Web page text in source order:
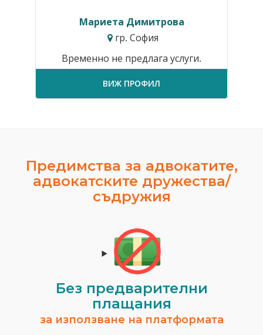
Мариета Димитрова
гр. София
Временно не предлага услуги.
ВИЖ ПРОФИЛ
Предимства за адвокатите,
адвокатските дружества/
съдружия
Без предварителни
плащания
за използване на платформата